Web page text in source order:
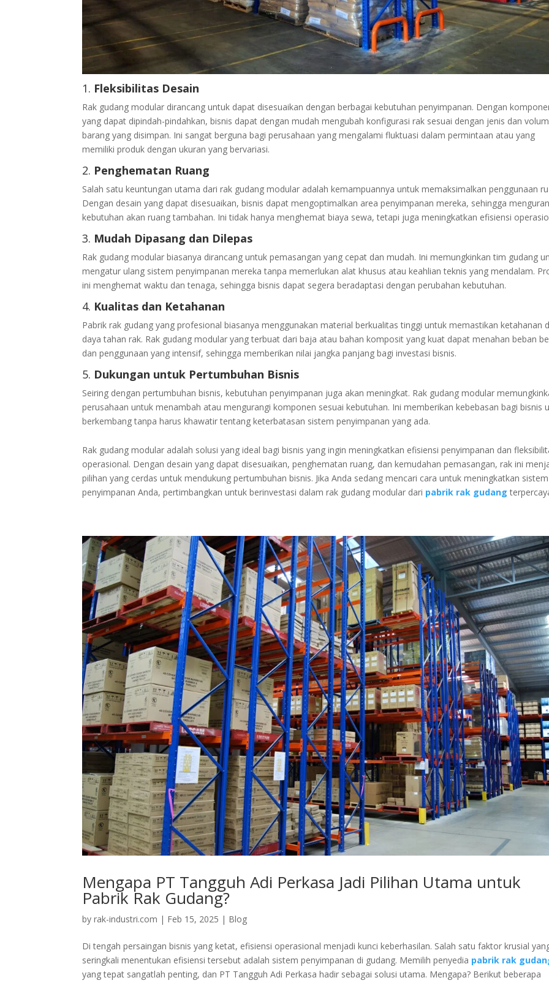
1. Fleksibilitas Desain
Rak gudang modular dirancang untuk dapat disesuaikan dengan berbagai kebutuhan penyimpanan. Dengan
yang dapat dipindah-pindahkan, bisnis dapat dengan mudah mengubah konfigurasi rak sesuai dengan jenis dan
barang yang disimpan. Ini sangat berguna bagi perusahaan yang mengalami fluktuasi dalam permintaan atau yang
memiliki produk dengan ukuran yang bervariasi.
2. Penghematan Ruang
Salah satu keuntungan utama dari rak gudang modular adalah kemampuannya untuk memaksimalkan penggunaan
Dengan desain yang dapat disesuaikan, bisnis dapat mengoptimalkan area penyimpanan mereka, sehingga
kebutuhan akan ruang tambahan. Ini tidak hanya menghemat biaya sewa, tetapi juga meningkatkan efisiensi
3. Mudah Dipasang dan Dilepas
Rak gudang modular biasanya dirancang untuk pemasangan yang cepat dan mudah. Ini memungkinkan tim gudang
mengatur ulang sistem penyimpanan mereka tanpa memerlukan alat khusus atau keahlian teknis yang mendalam.
ini menghemat waktu dan tenaga, sehingga bisnis dapat segera beradaptasi dengan perubahan kebutuhan.
4. Kualitas dan Ketahanan
Pabrik rak gudang yang profesional biasanya menggunakan material berkualitas tinggi untuk memastikan ketahanan
daya tahan rak. Rak gudang modular yang terbuat dari baja atau bahan komposit yang kuat dapat menahan beban
dan penggunaan yang intensif, sehingga memberikan nilai jangka panjang bagi investasi bisnis.
5. Dukungan untuk Pertumbuhan Bisnis
Seiring dengan pertumbuhan bisnis, kebutuhan penyimpanan juga akan meningkat. Rak gudang modular
perusahaan untuk menambah atau mengurangi komponen sesuai kebutuhan. Ini memberikan kebebasan bagi bisnis
berkembang tanpa harus khawatir tentang keterbatasan sistem penyimpanan yang ada.
Rak gudang modular adalah solusi yang ideal bagi bisnis yang ingin meningkatkan efisiensi penyimpanan dan
operasional. Dengan desain yang dapat disesuaikan, penghematan ruang, dan kemudahan pemasangan, rak ini
pilihan yang cerdas untuk mendukung pertumbuhan bisnis. Jika Anda sedang mencari cara untuk meningkatkan sistem
penyimpanan Anda, pertimbangkan untuk berinvestasi dalam rak gudang modular dari pabrik rak gudang
Mengapa PT Tangguh Adi Perkasa Jadi Pilihan Utama untuk
Pabrik Rak Gudang?
byrak-industri.com | Feb 15, 2025 | Blog
Di tengah persaingan bisnis yang ketat, efisiensi operasional menjadi kunci keberhasilan. Salah satu faktor krusial
seringkali menentukan efisiensi tersebut adalah sistem penyimpanan di gudang. Memilih penyedia pabrik rak
yang tepat sangatlah penting, dan PT Tangguh Adi Perkasa hadir sebagai solusi utama. Mengapa? Berikut beberapa